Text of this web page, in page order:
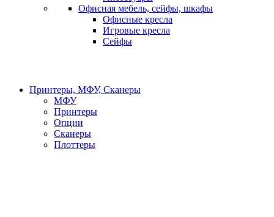
Офисная мебель, сейфы, шкафы
Офисные кресла
Игровые кресла
Сейфы
Принтеры, МФУ, Сканеры
МФУ
Принтеры
Опции
Сканеры
Плоттеры